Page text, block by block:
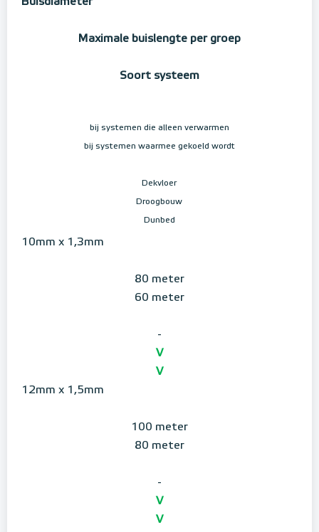
Buisdiameter
Maximale buislengte per groep
Soort systeem
bij systemen die alleen verwarmen
bij systemen waarmee gekoeld wordt
Dekvloer
Droogbouw
Dunbed
10mm x 1,3mm
80 meter
60 meter
-
V
V
12mm x 1,5mm
100 meter
80 meter
-
V
V